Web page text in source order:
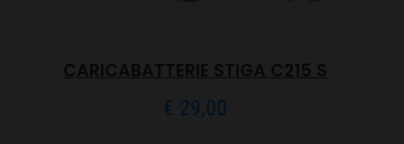
CARICABATTERIE STIGA C215 S
€ 29,00